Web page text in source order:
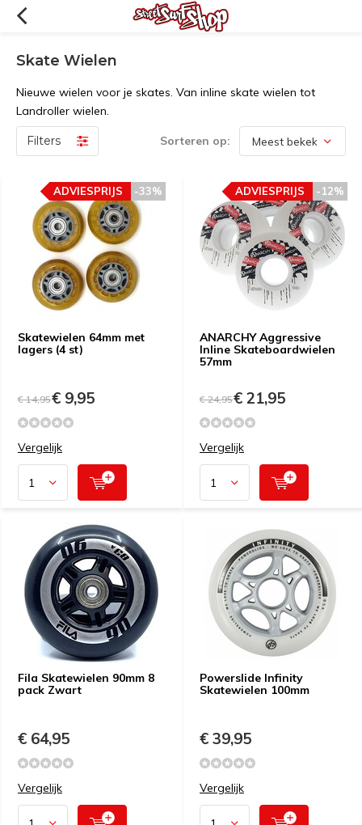
Skate Wielen
Nieuwe wielen voor je skates. Van inline skate wielen tot
Landroller wielen.
Filters Sorteren op:
Skatewielen 64mm met
lagers (4 st)
-33%
ADVIESPRIJS
€ 14,95€ 9,95
Vergelijk
ANARCHY Aggressive
Inline Skateboardwielen
57mm
-12%
ADVIESPRIJS
€ 24,95€ 21,95
Vergelijk
Fila Skatewielen 90mm 8
pack Zwart
€ 64,95
Vergelijk
Powerslide Infinity
Skatewielen 100mm
€ 39,95
Vergelijk